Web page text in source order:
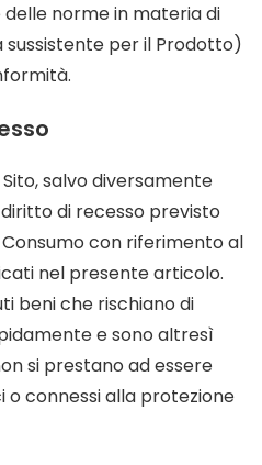
norme in materia di
per il Prodotto)
salvo diversamente
di recesso previsto
con riferimento al
nel presente articolo.
beni che rischiano di
e sono altresì
si prestano ad essere
o connessi alla protezione